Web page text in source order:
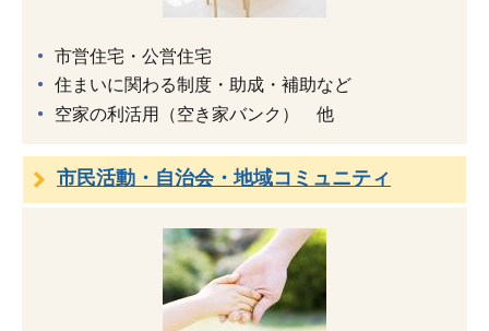
市営住宅・公営住宅
住まいに関わる制度・助成・補助など
空家の利活用（空き家バンク） 他
市民活動・自治会・地域コミュニティ